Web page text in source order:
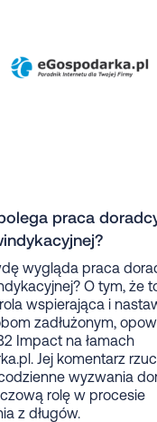
praca
wygląda praca
O tym, że
wspierająca i
zadłużonym,
Impact na łamach
Jej komentarz
wyzwania
rolę w procesie
z długów.